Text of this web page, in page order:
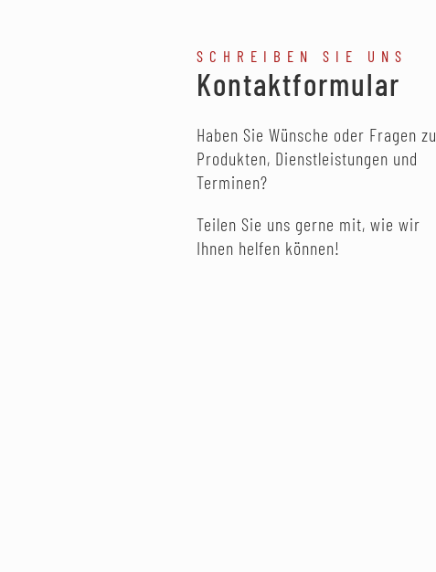
SCHREIBEN SIE UNS
Kontaktformular
Haben Sie Wünsche oder Fragen zu
Produkten, Dienstleistungen und
Terminen?
Teilen Sie uns gerne mit, wie wir
Ihnen helfen können!